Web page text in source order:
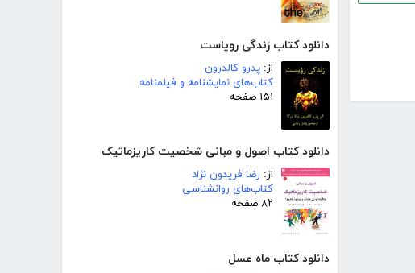
دانلود کتاب زندگی رویاست
از: پدرو کالدرون
کتاب‌های نمایشنامه و فیلمنامه
۱۵۱ صفحه
دانلود کتاب اصول و مبانی شخصیت کاریزماتیک
از: رضا فریدون نژاد
کتاب‌های روانشناسی
۸۲ صفحه
دانلود کتاب ماه عسل